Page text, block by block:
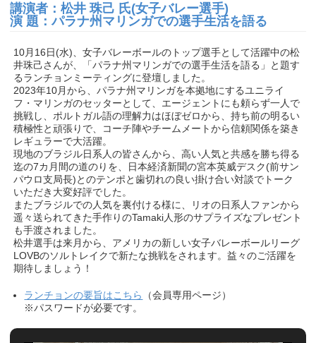
講演者：松井 珠己 氏(女子バレー選手)
演 題：パラナ州マリンガでの選手生活を語る
10月16日(水)、女子バレーボールのトップ選手として活躍中の松
井珠己さんが、「パラナ州マリンガでの選手生活を語る」と題す
るランチョンミーティングに登壇しました。
2023年10月から、パラナ州マリンガを本拠地にするユニライ
フ・マリンガのセッターとして、エージェントにも頼らず一人で
挑戦し、ポルトガル語の理解力はほぼゼロから、持ち前の明るい
積極性と頑張りで、コーチ陣やチームメートから信頼関係を築き
レギュラーで大活躍。
現地のブラジル日系人の皆さんから、高い人気と共感を勝ち得る
迄の7カ月間の道のりを、日本経済新聞の宮本英威デスク(前サン
パウロ支局長)とのテンポと歯切れの良い掛け合い対談でトーク
いただき大変好評でした。
またブラジルでの人気を裏付ける様に、リオの日系人ファンから
遥々送られてきた手作りのTamaki人形のサプライズなプレゼント
も手渡されました。
松井選手は来月から、アメリカの新しい女子バレーボールリーグ
LOVBのソルトレイクで新たな挑戦をされます。益々のご活躍を
期待しましょう！
ランチョンの要旨はこちら
（会員専用ページ）
※パスワードが必要です。